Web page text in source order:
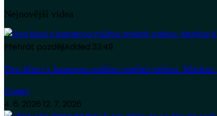
Nejnovější videa
Přehrát pozdějiAdded 33:49
Dva kluci s kamerou můžou změnit město.
Zradci
4. 6. 2026 12. 7. 2026